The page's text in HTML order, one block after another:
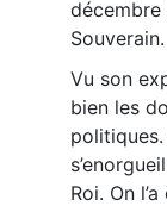
décembre
Souverain.
Vu son
bien les
Roi. On